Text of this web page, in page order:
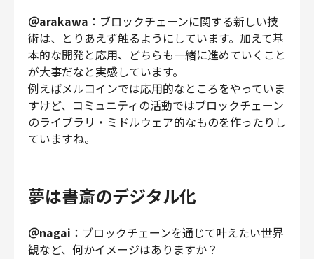
＠arakawa ：ブロックチェーンに関する新しい技
術は、とりあえず触るようにしています。加えて基
本的な開発と応用、どちらも一緒に進めていくこと
が大事だなと実感しています。
例えばメルコインでは応用的なところをやっていま
すけど、コミュニティの活動ではブロックチェーン
のライブラリ・ミドルウェア的なものを作ったりし
ていますね。
夢は書斎のデジタル化
＠nagai ：ブロックチェーンを通じて叶えたい世界
観など、何かイメージはありますか？